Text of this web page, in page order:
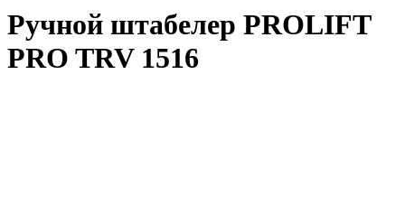
Ручной штабелер PROLIFT
PRO TRV 1516